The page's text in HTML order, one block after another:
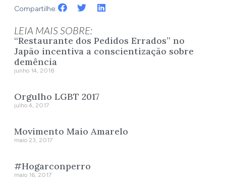
Compartilhe:
LEIA MAIS SOBRE:
“Restaurante dos Pedidos Errados” no
Japão incentiva a conscientização sobre
demência
junho 14, 2018
Orgulho LGBT 2017
julho 4, 2017
Movimento Maio Amarelo
maio 23, 2017
#Hogarconperro
maio 16, 2017